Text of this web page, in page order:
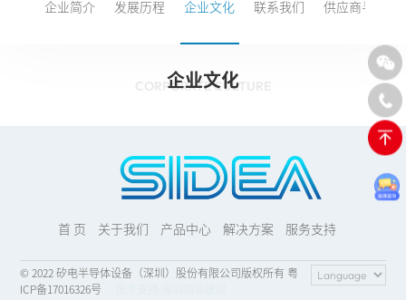
企业简介 发展历程 企业文化 联系我们 供应商寻源
企业文化
CORPORATE CULTURE
首 页 关于我们 产品中心 解决方案 服务支持
© 2022 矽电半导体设备（深圳）股份有限公司版权所有 粤
ICP备17016326号